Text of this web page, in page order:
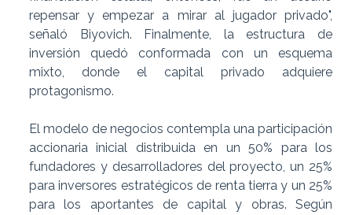
repensar y empezar a mirar al jugador privado",
señaló Biyovich. Finalmente, la estructura de
inversión quedó conformada con un esquema
mixto, donde el capital privado adquiere
protagonismo.
El modelo de negocios contempla una participación
accionaria inicial distribuida en un 50% para los
fundadores y desarrolladores del proyecto, un 25%
para inversores estratégicos de renta tierra y un 25%
para los aportantes de capital y obras. Según